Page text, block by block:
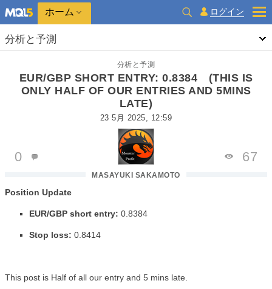
ホーム ログイン
分析と予測
分析と予測
EUR/GBP SHORT ENTRY: 0.8384 (THIS IS
ONLY HALF OF OUR ENTRIES AND 5MINS
LATE)
23 5月 2025, 12:59
MASAYUKI SAKAMOTO
0 67
Position Update
EUR/GBP short entry: 0.8384
Stop loss: 0.8414
This post is Half of all our entry and 5 mins late.